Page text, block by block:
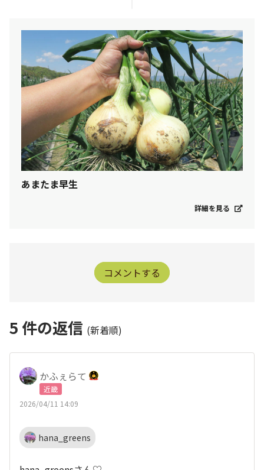
あまたま早生
詳細を見る
コメントする
5 件の返信 (新着順)
かふぇらて
近畿
2026/04/11 14:09
hana_greens